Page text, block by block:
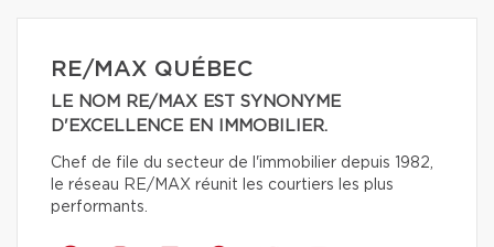
RE/MAX QUÉBEC
LE NOM RE/MAX EST SYNONYME
D'EXCELLENCE EN IMMOBILIER.
Chef de file du secteur de l'immobilier depuis 1982,
le réseau RE/MAX réunit les courtiers les plus
performants.